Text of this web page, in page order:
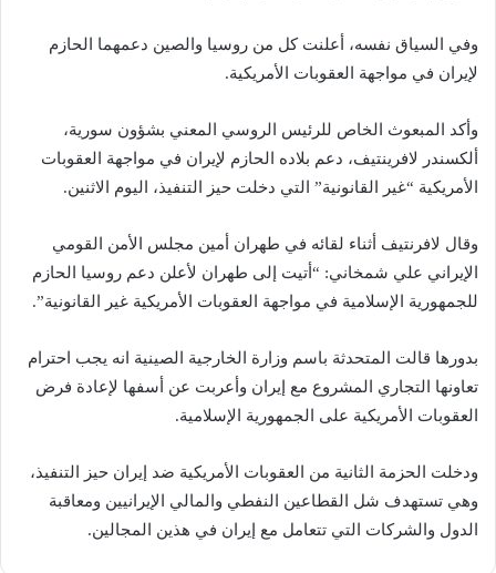
وفي السياق نفسه، أعلنت كل من روسيا والصين دعمهما الحازم
لإيران في مواجهة العقوبات الأمريكية.
وأكد المبعوث الخاص للرئيس الروسي المعني بشؤون سورية،
ألكسندر لافرينتيف، دعم بلاده الحازم لإيران في مواجهة العقوبات
الأمريكية “غير القانونية” التي دخلت حيز التنفيذ، اليوم الاثنين.
وقال لافرنتيف أثناء لقائه في طهران أمين مجلس الأمن القومي
الإيراني علي شمخاني: “أتيت إلى طهران لأعلن دعم روسيا الحازم
للجمهورية الإسلامية في مواجهة العقوبات الأمريكية غير القانونية”.
بدورها قالت المتحدثة باسم وزارة الخارجية الصينية انه يجب احترام
تعاونها التجاري المشروع مع إيران وأعربت عن أسفها لإعادة فرض
العقوبات الأمريكية على الجمهورية الإسلامية.
ودخلت الحزمة الثانية من العقوبات الأمريكية ضد إيران حيز التنفيذ،
وهي تستهدف شل القطاعين النفطي والمالي الإيرانيين ومعاقبة
الدول والشركات التي تتعامل مع إيران في هذين المجالين.